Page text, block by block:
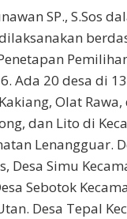
SP., S.Sos
Ada 20 desa di
Olat
dan Lito di
Lenangguar.
Desa Simu
Sebotok
Desa Tepal